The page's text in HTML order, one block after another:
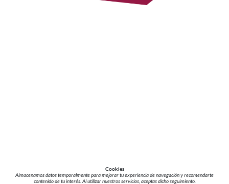
Cookies
Almacenamos datos temporalmente para mejorar tu experiencia de navegación y recomendarte
contenido de tu interés. Al utilizar nuestros servicios, aceptas dicho seguimiento.